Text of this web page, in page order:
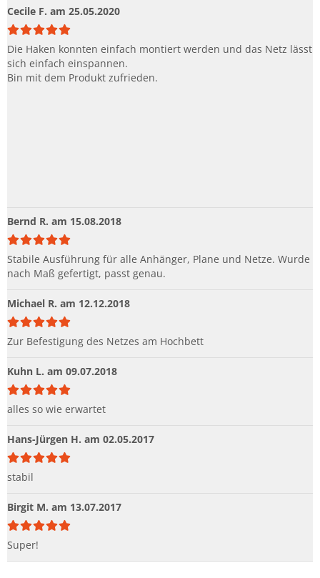
Cecile F. am 25.05.2020
Die Haken konnten einfach montiert werden und das Netz lässt
sich einfach einspannen.
Bin mit dem Produkt zufrieden.
Bernd R. am 15.08.2018
Stabile Ausführung für alle Anhänger, Plane und Netze. Wurde
nach Maß gefertigt, passt genau.
Michael R. am 12.12.2018
Zur Befestigung des Netzes am Hochbett
Kuhn L. am 09.07.2018
alles so wie erwartet
Hans-Jürgen H. am 02.05.2017
stabil
Birgit M. am 13.07.2017
Super!